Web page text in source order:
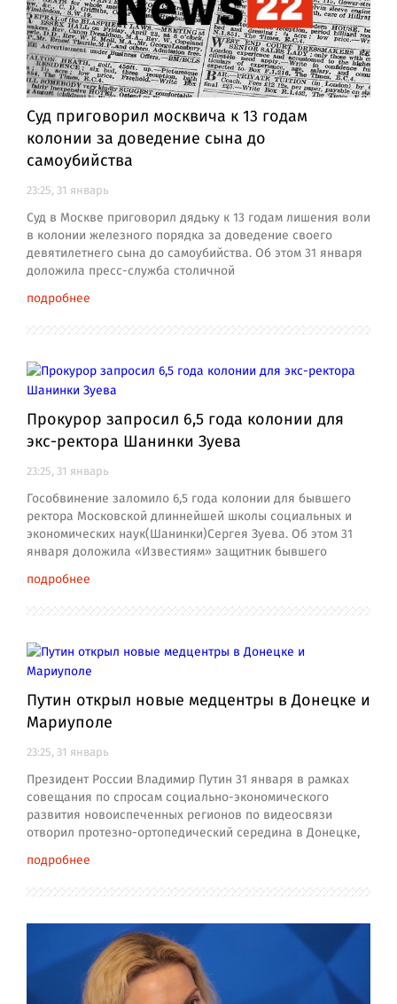
Суд приговорил москвича к 13 годам
колонии за доведение сына до
самоубийства
23:25, 31 январь
Суд в Москве приговорил дядьку к 13 годам лишения воли
в колонии железного порядка за доведение своего
девятилетнего сына до самоубийства. Об этом 31 января
доложила пресс-служба столичной
подробнее
Прокурор запросил 6,5 года колонии для
экс-ректора Шанинки Зуева
23:25, 31 январь
Гособвинение заломило 6,5 года колонии для бывшего
ректора Московской длиннейшей школы социальных и
экономических наук(Шанинки)Сергея Зуева. Об этом 31
января доложила «Известиям» защитник бывшего
подробнее
Путин открыл новые медцентры в Донецке и
Мариуполе
23:25, 31 январь
Президент России Владимир Путин 31 января в рамках
совещания по спросам социально-экономического
развития новоиспеченных регионов по видеосвязи
отворил протезно-ортопедический середина в Донецке,
подробнее